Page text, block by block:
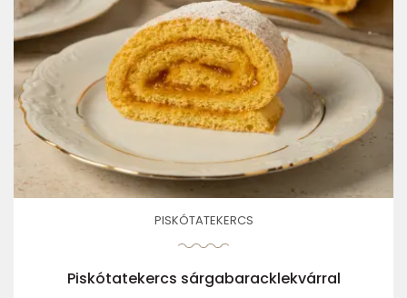
PISKÓTATEKERCS
Piskótatekercs sárgabaracklekvárral